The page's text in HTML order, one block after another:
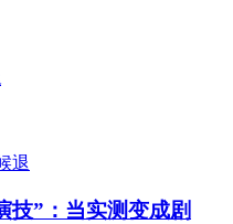
技”：当实测变成剧